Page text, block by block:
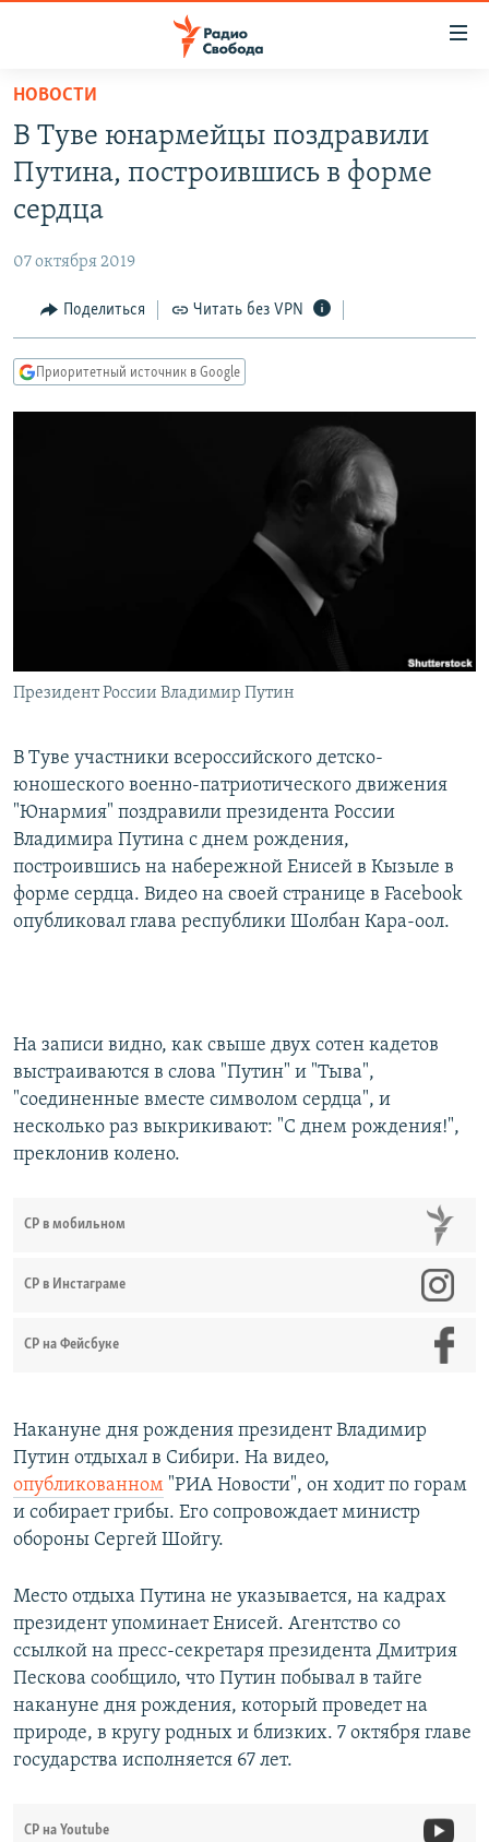
упрощенного
доступа
Вернуться
основному
Вернутся
Вернутся
ПОДКАСТЫ
АВТОРСКИЕ ПРОЕКТЫ
МНЕНИЯ
КУЛЬТУРА
КАВКАЗ.РЕАЛИИ
ПОДПИШИТЕСЬ НА РАССЫЛКУ
Все сайты РСЕ/РС
НОВОСТИ
В Туве юнармейцы поздравили
Путина, построившись в форме
сердца
07 октября 2019
Поделиться Читать без VPN
Приоритетный источник в Google
Президент России Владимир Путин
В Туве участники всероссийского детско-
юношеского военно-патриотического движения
"Юнармия" поздравили президента России
Владимира Путина с днем рождения,
построившись на набережной Енисей в Кызыле в
форме сердца. Видео на своей странице в Facebook
опубликовал глава республики Шолбан Кара-оол.
На записи видно, как свыше двух сотен кадетов
выстраиваются в слова "Путин" и "Тыва",
"соединенные вместе символом сердца", и
несколько раз выкрикивают: "С днем рождения!",
преклонив колено.
СР в мобильном
СР в Инстаграме
СР на Фейсбуке
Накануне дня рождения президент Владимир
Путин отдыхал в Сибири. На видео,
опубликованном "РИА Новости", он ходит по горам
и собирает грибы. Его сопровождает министр
обороны Сергей Шойгу.
Место отдыха Путина не указывается, на кадрах
президент упоминает Енисей. Агентство со
ссылкой на пресс-секретаря президента Дмитрия
Пескова сообщило, что Путин побывал в тайге
накануне дня рождения, который проведет на
природе, в кругу родных и близких. 7 октября главе
государства исполняется 67 лет.
СР на Youtube